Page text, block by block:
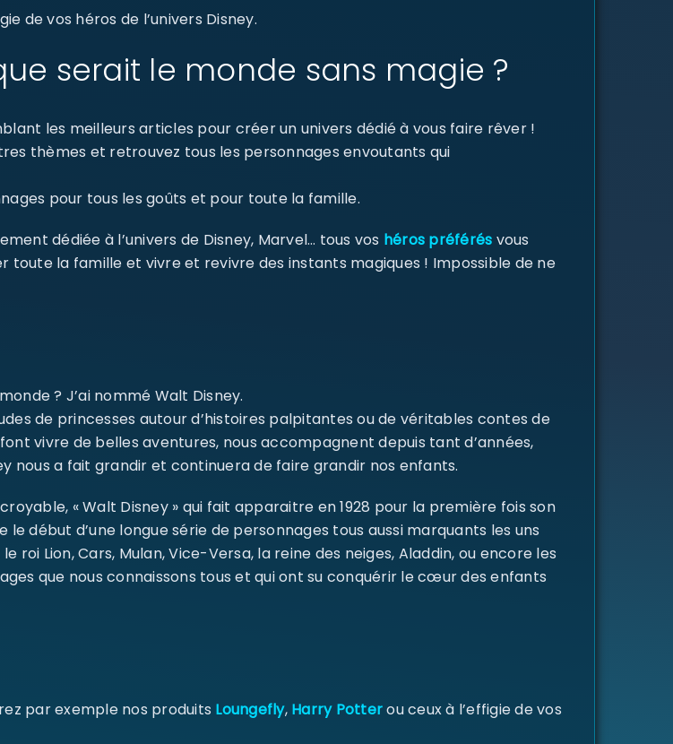
*
?
de vos héros de l’univers Disney.
serait le monde sans magie ?
les meilleurs articles pour créer un univers dédié à vous faire rêver !
thèmes et retrouvez tous les personnages envoutants qui
pour tous les goûts et pour toute la famille.
dédiée à l’univers de Disney, Marvel… tous vos héros préférés vous
la famille et vivre et revivre des instants magiques ! Impossible de ne
? J’ai nommé Walt Disney.
de princesses autour d’histoires palpitantes ou de véritables contes de
vivre de belles aventures, nous accompagnent depuis tant d’années,
nous a fait grandir et continuera de faire grandir nos enfants.
« Walt Disney » qui fait apparaitre en 1928 pour la première fois son
le début d’une longue série de personnages tous aussi marquants les uns
Lion, Cars, Mulan, Vice-Versa, la reine des neiges, Aladdin, ou encore les
que nous connaissons tous et qui ont su conquérir le cœur des enfants
par exemple nos produits Loungefly,Harry Potterou ceux à l’effigie de vos